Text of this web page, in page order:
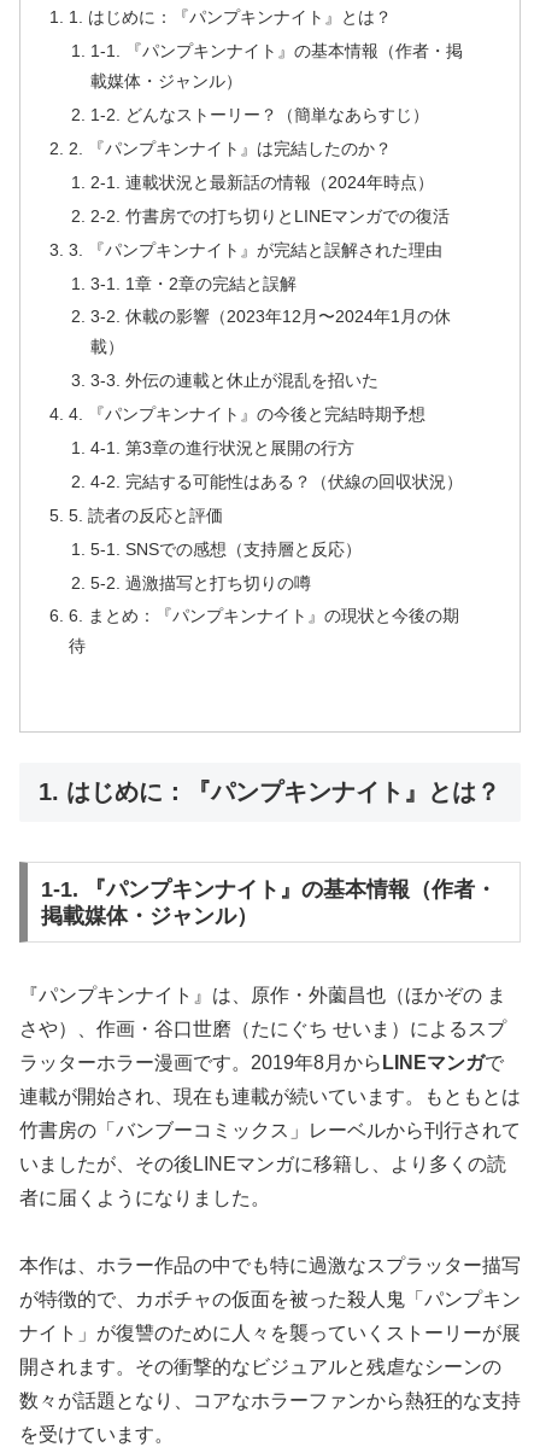
1. はじめに：『パンプキンナイト』とは？
1-1. 『パンプキンナイト』の基本情報（作者・掲
載媒体・ジャンル）
1-2. どんなストーリー？（簡単なあらすじ）
2. 『パンプキンナイト』は完結したのか？
2-1. 連載状況と最新話の情報（2024年時点）
2-2. 竹書房での打ち切りとLINEマンガでの復活
3. 『パンプキンナイト』が完結と誤解された理由
3-1. 1章・2章の完結と誤解
3-2. 休載の影響（2023年12月〜2024年1月の休
載）
3-3. 外伝の連載と休止が混乱を招いた
4. 『パンプキンナイト』の今後と完結時期予想
4-1. 第3章の進行状況と展開の行方
4-2. 完結する可能性はある？（伏線の回収状況）
5. 読者の反応と評価
5-1. SNSでの感想（支持層と反応）
5-2. 過激描写と打ち切りの噂
6. まとめ：『パンプキンナイト』の現状と今後の期
待
1. はじめに：『パンプキンナイト』とは？
1-1. 『パンプキンナイト』の基本情報（作者・
掲載媒体・ジャンル）
『パンプキンナイト』は、原作・外薗昌也（ほかぞの ま
さや）、作画・谷口世磨（たにぐち せいま）によるスプ
ラッターホラー漫画です。2019年8月から LINEマンガで
連載が開始され、現在も連載が続いています。もともとは
竹書房の「バンブーコミックス」レーベルから刊行されて
いましたが、その後LINEマンガに移籍し、より多くの読
者に届くようになりました。
本作は、ホラー作品の中でも特に過激なスプラッター描写
が特徴的で、カボチャの仮面を被った殺人鬼「パンプキン
ナイト」が復讐のために人々を襲っていくストーリーが展
開されます。その衝撃的なビジュアルと残虐なシーンの
数々が話題となり、コアなホラーファンから熱狂的な支持
を受けています。